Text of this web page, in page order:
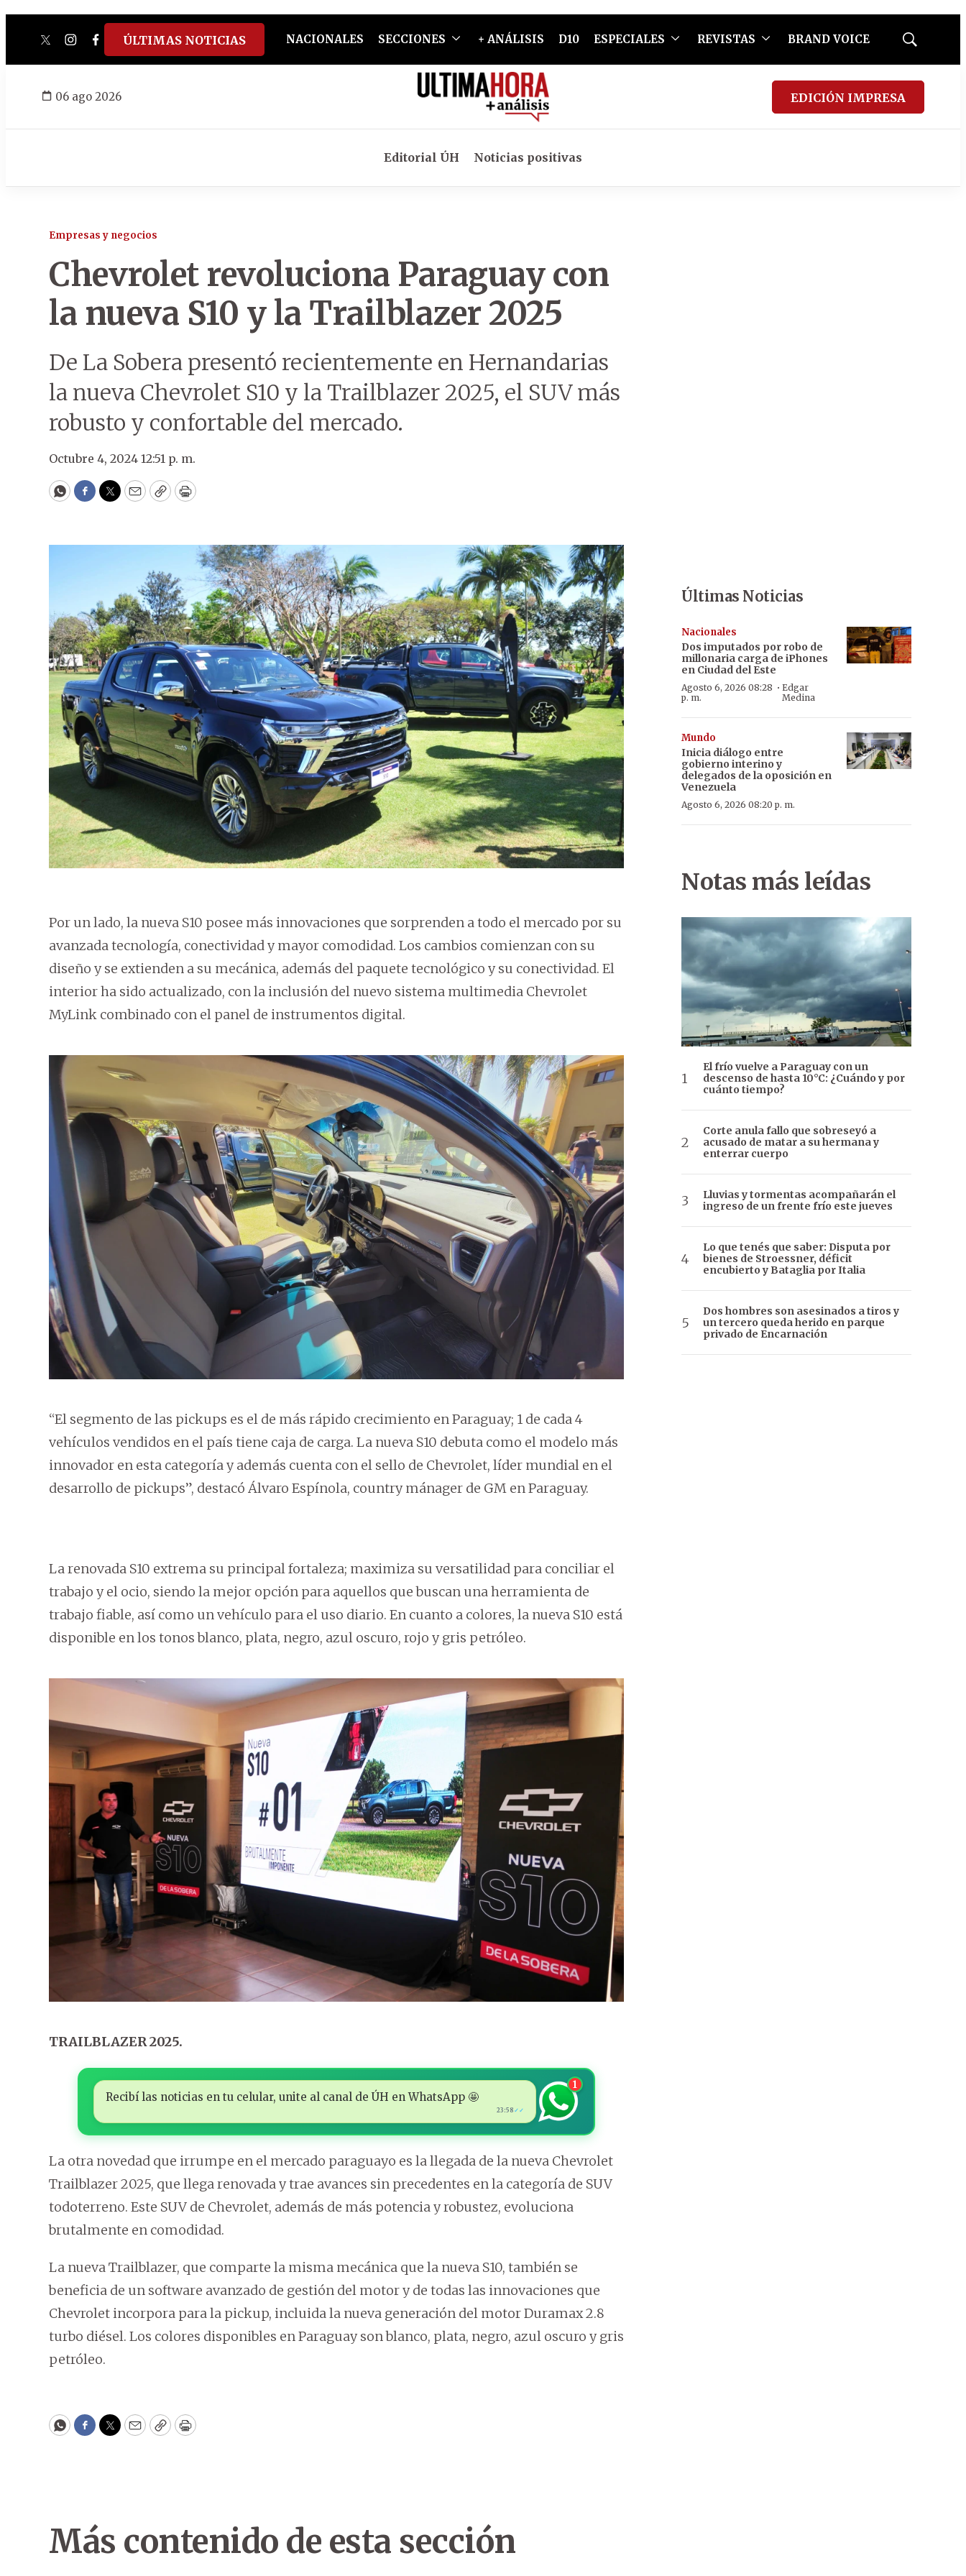
twitterinstagram
facebook
tiktokyoutube
spotify
ÚLTIMAS NOTICIAS NACIONALES SECCIONES + ANÁLISIS D10 ESPECIALES REVISTAS BRAND VOICE
Mostrar
06 ago 2026 EDICIÓN IMPRESA
Editorial ÚH Noticias positivas
Empresas y negocios
Chevrolet revoluciona Paraguay con
la nueva S10 y la Trailblazer 2025
De La Sobera presentó recientemente en Hernandarias
la nueva Chevrolet S10 y la Trailblazer 2025, el SUV más
robusto y confortable del mercado.
Octubre 4, 2024 12:51 p. m.
WhatsApp
Facebook
Twitter
EmailCopyPrint
Por un lado, la nueva S10 posee más innovaciones que sorprenden a todo el mercado por su
avanzada tecnología, conectividad y mayor comodidad. Los cambios comienzan con su
diseño y se extienden a su mecánica, además del paquete tecnológico y su conectividad. El
interior ha sido actualizado, con la inclusión del nuevo sistema multimedia Chevrolet
MyLink combinado con el panel de instrumentos digital.
“El segmento de las pickups es el de más rápido crecimiento en Paraguay; 1 de cada 4
vehículos vendidos en el país tiene caja de carga. La nueva S10 debuta como el modelo más
innovador en esta categoría y además cuenta con el sello de Chevrolet, líder mundial en el
desarrollo de pickups”, destacó Álvaro Espínola, country mánager de GM en Paraguay.
La renovada S10 extrema su principal fortaleza; maximiza su versatilidad para conciliar el
trabajo y el ocio, siendo la mejor opción para aquellos que buscan una herramienta de
trabajo fiable, así como un vehículo para el uso diario. En cuanto a colores, la nueva S10 está
disponible en los tonos blanco, plata, negro, azul oscuro, rojo y gris petróleo.
TRAILBLAZER 2025.
Recibí las noticias en tu celular, unite al canal de ÚH en WhatsApp 🤩
23:58 ✓✓
1
La otra novedad que irrumpe en el mercado paraguayo es la llegada de la nueva Chevrolet
Trailblazer 2025, que llega renovada y trae avances sin precedentes en la categoría de SUV
todoterreno. Este SUV de Chevrolet, además de más potencia y robustez, evoluciona
brutalmente en comodidad.
La nueva Trailblazer, que comparte la misma mecánica que la nueva S10, también se
beneficia de un software avanzado de gestión del motor y de todas las innovaciones que
Chevrolet incorpora para la pickup, incluida la nueva generación del motor Duramax 2.8
turbo diésel. Los colores disponibles en Paraguay son blanco, plata, negro, azul oscuro y gris
petróleo.
WhatsApp
Facebook
Twitter
EmailCopyPrint
Últimas Noticias
Nacionales
Dos imputados por robo de
millonaria carga de iPhones
en Ciudad del Este
Agosto 6, 2026 08:28
p. m.
· Edgar
Medina
Mundo
Inicia diálogo entre
gobierno interino y
delegados de la oposición en
Venezuela
Agosto 6, 2026 08:20 p. m.
Notas más leídas
El frío vuelve a Paraguay con un
descenso de hasta 10°C: ¿Cuándo y por
cuánto tiempo?
Corte anula fallo que sobreseyó a
acusado de matar a su hermana y
enterrar cuerpo
Lluvias y tormentas acompañarán el
ingreso de un frente frío este jueves
Lo que tenés que saber: Disputa por
bienes de Stroessner, déficit
encubierto y Bataglia por Italia
Dos hombres son asesinados a tiros y
un tercero queda herido en parque
privado de Encarnación
Más contenido de esta sección